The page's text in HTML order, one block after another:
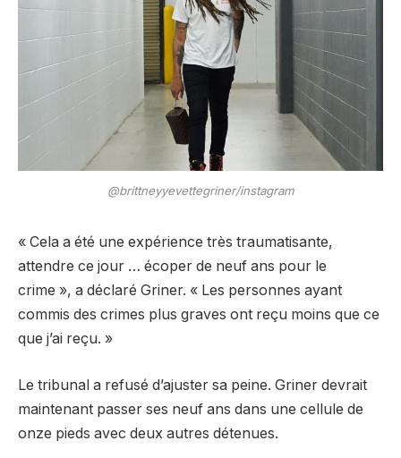
@brittneyyevettegriner/instagram
« Cela a été une expérience très traumatisante,
attendre ce jour … écoper de neuf ans pour le
crime », a déclaré Griner. « Les personnes ayant
commis des crimes plus graves ont reçu moins que ce
que j’ai reçu. »
Le tribunal a refusé d’ajuster sa peine. Griner devrait
maintenant passer ses neuf ans dans une cellule de
onze pieds avec deux autres détenues.